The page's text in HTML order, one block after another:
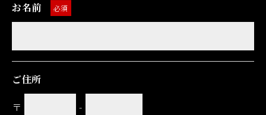
お名前 必須
ご住所
〒 -